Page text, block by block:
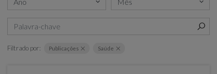
Filtrado por: Publicações Saúde